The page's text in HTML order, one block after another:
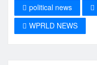
political news
WPRLD NEWS